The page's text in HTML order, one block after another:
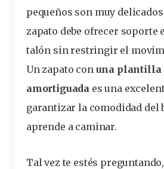
pequeños son muy
zapato debe ofrecer soporte
talón sinrestringir el
Un zapato con una plantilla
amortiguada es una
garantizar la comodidad del
aprende a caminar.
Tal vez te estés